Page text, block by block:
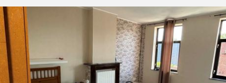
Infos Pratiques
Loyer:
400 €
Charges:
50 €
Durée:
12 mois
Domiciliation:
Non
Aménagement